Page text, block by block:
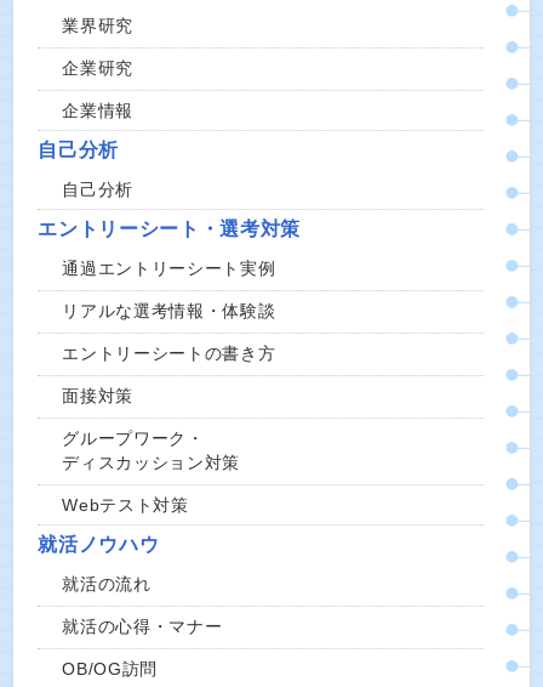
業界研究
企業研究
企業情報
自己分析
自己分析
エントリーシート・選考対策
通過エントリーシート実例
リアルな選考情報・体験談
エントリーシートの書き方
面接対策
グループワーク・
ディスカッション対策
Webテスト対策
就活ノウハウ
就活の流れ
就活の心得・マナー
OB/OG訪問